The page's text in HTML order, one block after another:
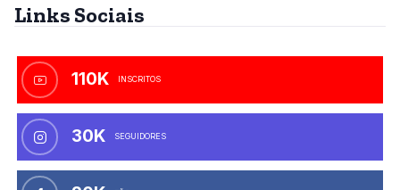
Links Sociais
110K INSCRITOS
30K SEGUIDORES